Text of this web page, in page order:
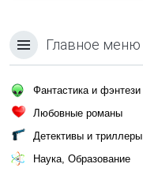
Главное меню
Фантастика и фэнтези
Любовные романы
Детективы и триллеры
Наука, Образование